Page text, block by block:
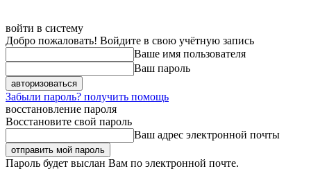
войти в систему
Добро пожаловать! Войдите в свою учётную запись
Ваше имя пользователя
Ваш пароль
Забыли пароль? получить помощь
восстановление пароля
Восстановите свой пароль
Ваш адрес электронной почты
Пароль будет выслан Вам по электронной почте.